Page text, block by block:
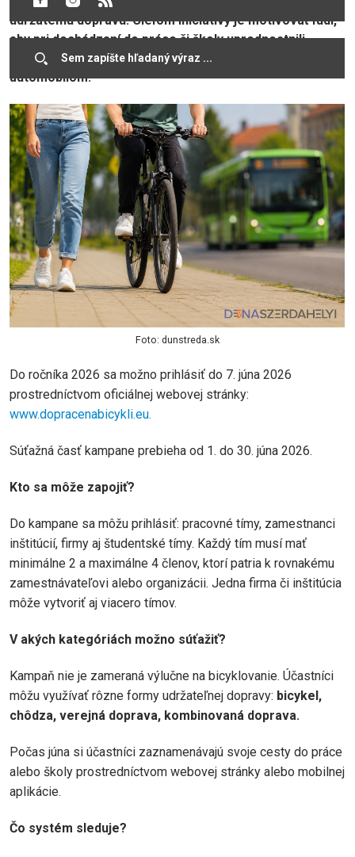
udržateľnú dopravu. Cieľom iniciatívy je motivovať ľudí,
aby pri dochádzaní do práce či školy uprednostnili
bicykel, chôdzu alebo verejnú dopravu pred
automobilom.
Foto: dunstreda.sk
Do ročníka 2026 sa možno prihlásiť do 7. júna 2026
prostredníctvom oficiálnej webovej stránky:
www.dopracenabicykli.eu.
Súťažná časť kampane prebieha od 1. do 30. júna 2026.
Kto sa môže zapojiť?
Do kampane sa môžu prihlásiť: pracovné tímy, zamestnanci
inštitúcií, firmy aj študentské tímy. Každý tím musí mať
minimálne 2 a maximálne 4 členov, ktorí patria k rovnakému
zamestnávateľovi alebo organizácii. Jedna firma či inštitúcia
môže vytvoriť aj viacero tímov.
V akých kategóriách možno súťažiť?
Kampaň nie je zameraná výlučne na bicyklovanie. Účastníci
môžu využívať rôzne formy udržateľnej dopravy: bicykel,
chôdza, verejná doprava, kombinovaná doprava.
Počas júna si účastníci zaznamenávajú svoje cesty do práce
alebo školy prostredníctvom webovej stránky alebo mobilnej
aplikácie.
Čo systém sleduje?